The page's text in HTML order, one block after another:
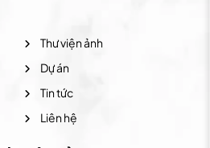
Thư viện ảnh
Dự án
Tin tức
Liên hệ